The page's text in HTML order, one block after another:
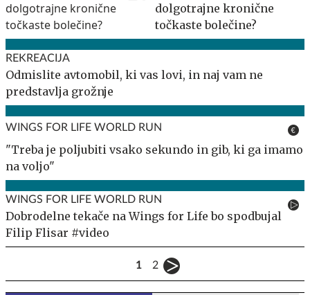
dolgotrajne kronične
točkaste bolečine?
REKREACIJA
Odmislite avtomobil, ki vas lovi, in naj vam ne
predstavlja grožnje
WINGS FOR LIFE WORLD RUN
"Treba je poljubiti vsako sekundo in gib, ki ga imamo
na voljo"
WINGS FOR LIFE WORLD RUN
Dobrodelne tekače na Wings for Life bo spodbujal
Filip Flisar #video
1 2